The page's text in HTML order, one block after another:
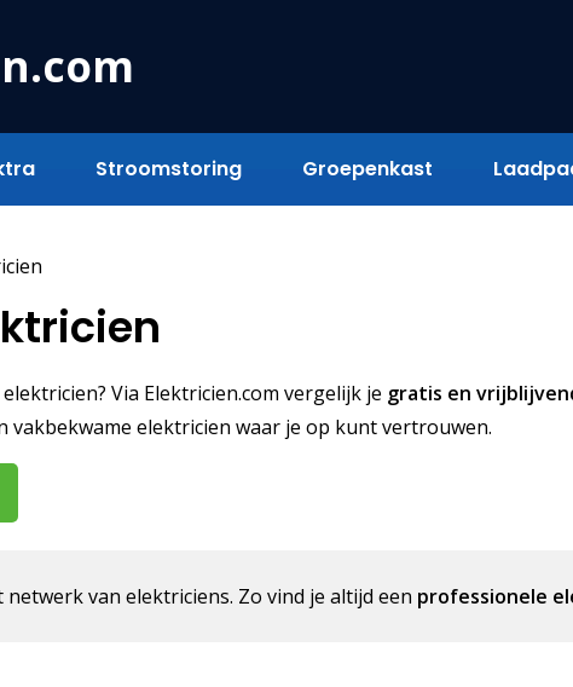
Stroomstoring Groepenkast
Via Elektricien.com vergelijk je gratis en
vakbekwame elektricien waar je op kunt vertrouwen.
netwerk van elektriciens. Zo vind je altijd een professionele